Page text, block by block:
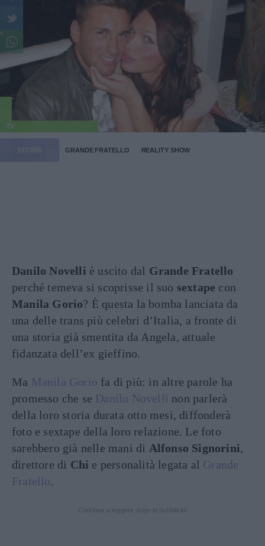
TV
GRANDE FRATELLO REALITY SHOW
Danilo Novelli è uscito dal Grande Fratello
perché temeva si scoprisse il suo sextape con
Manila Gorio? È questa la bomba lanciata da
una delle trans più celebri d’Italia, a fronte di
una storia già smentita da Angela, attuale
fidanzata dell’ex gieffino.
Ma Manila Gorio fa di più: in altre parole ha
promesso che se Danilo Novelli non parlerà
della loro storia durata otto mesi, diffonderà
foto e sextape della loro relazione. Le foto
sarebbero già nelle mani di Alfonso Signorini,
direttore di Chi e personalità legata al Grande
Fratello.